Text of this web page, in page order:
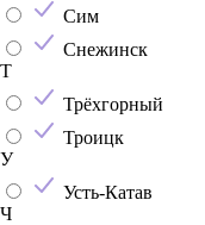
Сим
Снежинск
Т
Трёхгорный
Троицк
У
Усть-Катав
Ч